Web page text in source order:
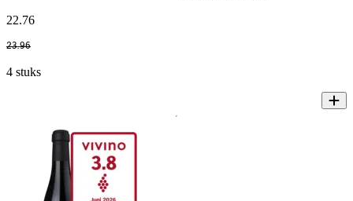
22.76
23.96
4 stuks